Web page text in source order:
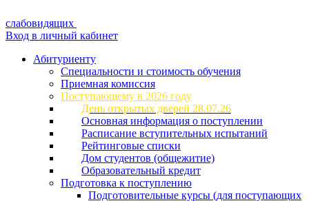
слабовидящих
Вход в личный кабинет
Абитуриенту
Специальности и стоимость обучения
Приемная комиссия
Поступающему в 2026 году
День открытых дверей 28.07.26
Основная информация о поступлении
Расписание вступительных испытаний
Рейтинговые списки
Дом студентов (общежитие)
Образовательный кредит
Подготовка к поступлению
Подготовительные курсы (для поступающих